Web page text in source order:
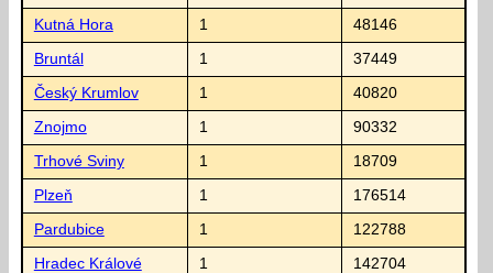
Kutná Hora 1 48146
Bruntál 1 37449
Český Krumlov 1 40820
Znojmo 1 90332
Trhové Sviny 1 18709
Plzeň 1 176514
Pardubice 1 122788
Hradec Králové 1 142704